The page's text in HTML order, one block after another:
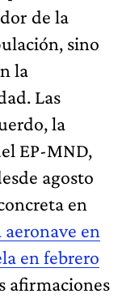
de la
sino
la
Las
la
EP-MND,
agosto
en
en
en febrero
afirmaciones